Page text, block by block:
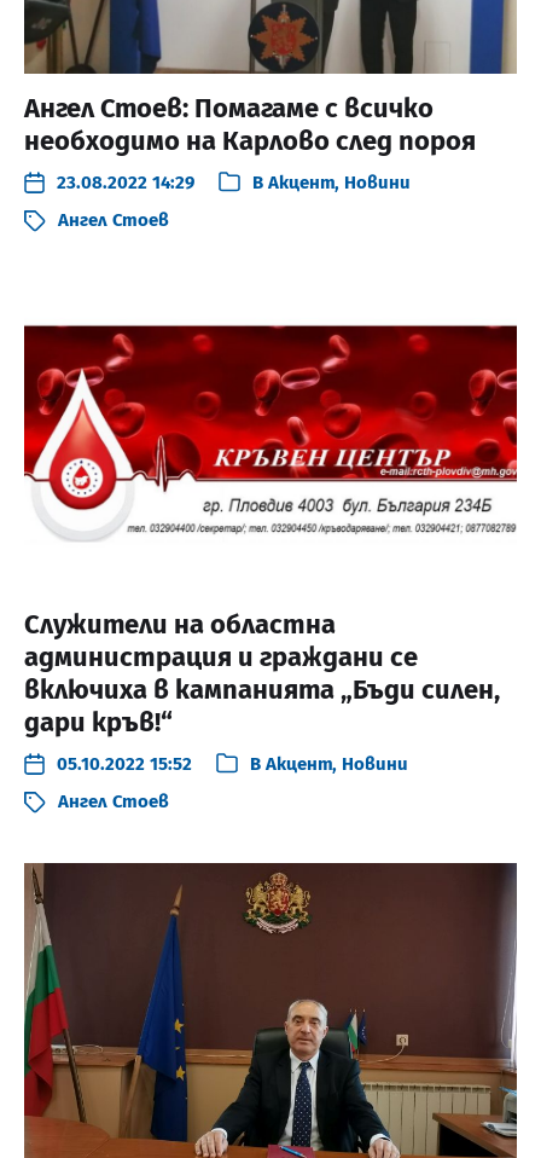
Ангел Стоев: Помагаме с всичко
необходимо на Карлово след пороя
23.08.2022 14:29 В Акцент, Новини
Ангел Стоев
Служители на областна
администрация и граждани се
включиха в кампанията „Бъди силен,
дари кръв!“
05.10.2022 15:52 В Акцент, Новини
Ангел Стоев